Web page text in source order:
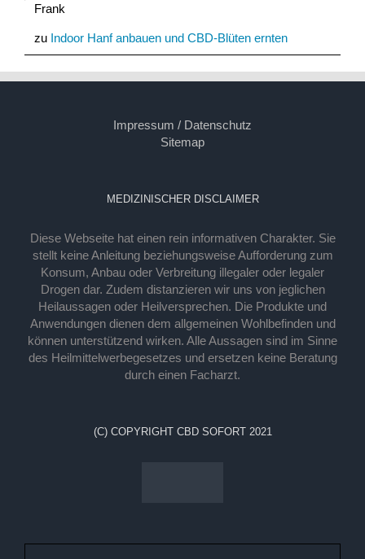
Frank
zu Indoor Hanf anbauen und CBD-Blüten ernten
Impressum / Datenschutz
Sitemap
MEDIZINISCHER DISCLAIMER
Diese Webseite hat einen rein informativen Charakter. Sie
stellt keine Anleitung beziehungsweise Aufforderung zum
Konsum, Anbau oder Verbreitung illegaler oder legaler
Drogen dar. Zudem distanzieren wir uns von jeglichen
Heilaussagen oder Heilversprechen. Die Produkte und
Anwendungen dienen dem allgemeinen Wohlbefinden und
können unterstützend wirken. Alle Aussagen sind im Sinne
des Heilmittelwerbegesetzes und ersetzen keine Beratung
durch einen Facharzt.
(C) COPYRIGHT CBD SOFORT 2021